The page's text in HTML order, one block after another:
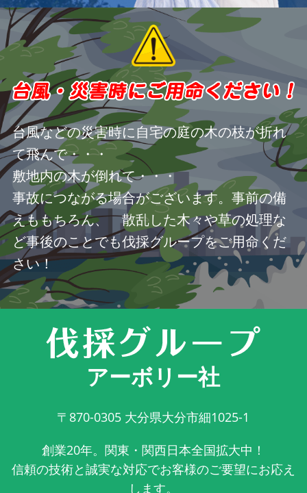
台風などの災害時に自宅の庭の木の枝が折れ
て飛んで・・・
敷地内の木が倒れて・・・
事故につながる場合がございます。事前の備
えももちろん、 散乱した木々や草の処理な
ど事後のことでも伐採グループをご用命くだ
さい！
アーボリー社
〒870-0305 大分県大分市細1025-1
創業20年。関東・関西日本全国拡大中！
信頼の技術と誠実な対応でお客様のご要望にお応え
します。